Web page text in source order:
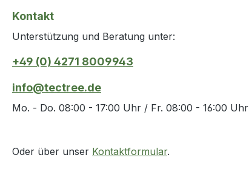
Kontakt
Unterstützung und Beratung unter:
+49 (0) 4271 8009943
info@tectree.de
Mo. - Do. 08:00 - 17:00 Uhr / Fr. 08:00 - 16:00 Uhr
Oder über unser Kontaktformular.